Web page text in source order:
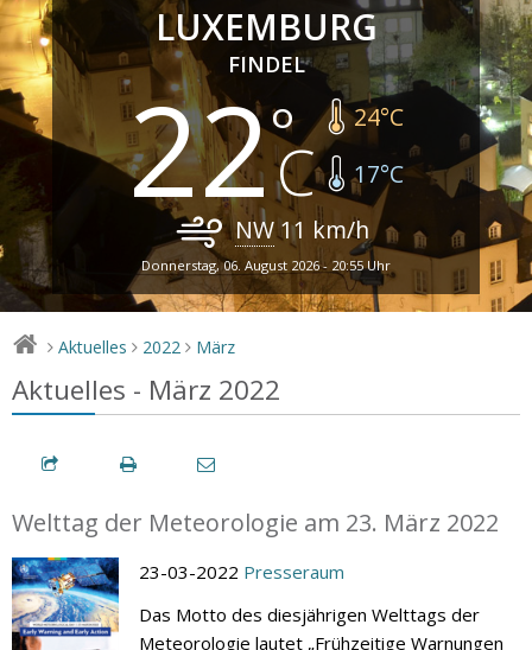
LUXEMBURG
FINDEL
22 24°C
17°C
NW11 km/h
Donnerstag, 06. August 2026 - 20:55 Uhr
> Aktuelles > 2022 > März
Aktuelles - März 2022
Welttag der Meteorologie am 23. März 2022
23-03-2022 Presseraum
Das Motto des diesjährigen Welttags der
Meteorologie lautet „Frühzeitige Warnungen